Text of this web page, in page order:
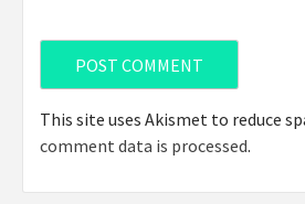
This site uses Akismet to reduce
comment data is processed.